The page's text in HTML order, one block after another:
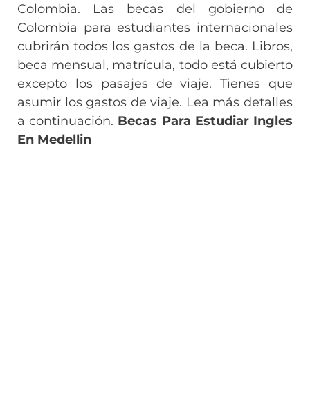
Colombia. Las becas del gobierno de
Colombia para estudiantes internacionales
cubrirán todos los gastos de la beca. Libros,
beca mensual, matrícula, todo está cubierto
excepto los pasajes de viaje. Tienes que
asumir los gastos de viaje. Lea más detalles
a continuación. Becas Para Estudiar Ingles
En Medellin